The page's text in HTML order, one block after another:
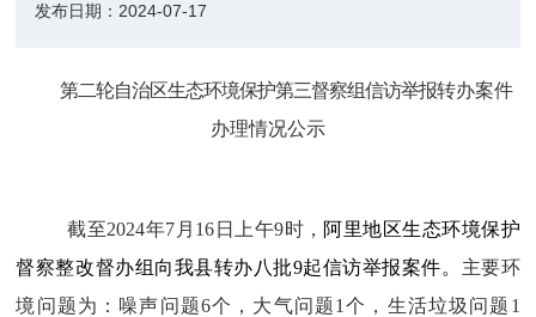
发布日期： 2024-07-17
第二轮自治区生态环境保护第三督察组信访举报转办案件
办理情况公示
截至2024年7 月 16 日上午9时， 阿里地区生态环境保护
督察整改督办组 向我县转办八批9起信访举报案件。 主要环
境问题为：噪声问题6个，大气问题1 个，生活垃圾问题 1